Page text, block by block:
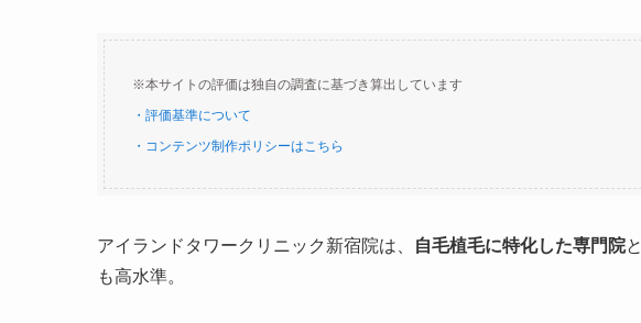
※本サイトの評価は独自の調査に基づき算出しています
・評価基準について
・コンテンツ制作ポリシーはこちら
アイランドタワークリニック新宿院は、 自毛植毛に特化した専門院
も高水準。